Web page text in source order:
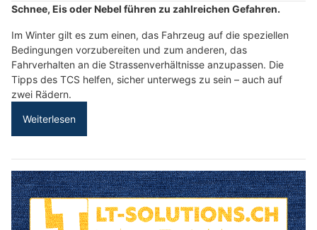
Schnee, Eis oder Nebel führen zu zahlreichen Gefahren.
Im Winter gilt es zum einen, das Fahrzeug auf die speziellen
Bedingungen vorzubereiten und zum anderen, das
Fahrverhalten an die Strassenverhältnisse anzupassen. Die
Tipps des TCS helfen, sicher unterwegs zu sein – auch auf
zwei Rädern.
Weiterlesen